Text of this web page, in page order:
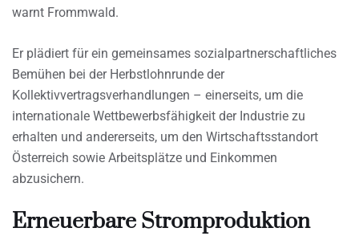
warnt Frommwald.
Er plädiert für ein gemeinsames sozialpartnerschaftliches
Bemühen bei der Herbstlohnrunde der
Kollektivvertragsverhandlungen – einerseits, um die
internationale Wettbewerbsfähigkeit der Industrie zu
erhalten und andererseits, um den Wirtschaftsstandort
Österreich sowie Arbeitsplätze und Einkommen
abzusichern.
Erneuerbare Stromproduktion